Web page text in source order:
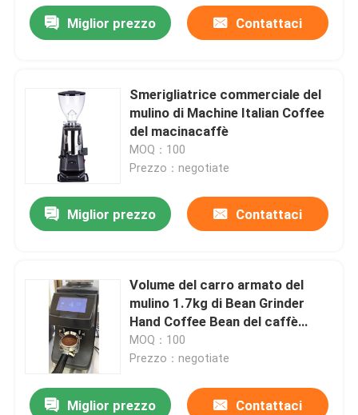
Miglior prezzo Contattaci
Smerigliatrice commerciale del
mulino di Machine Italian Coffee
del macinacaffè
MOQ：100
Prezzo：negotiate
Miglior prezzo Contattaci
Volume del carro armato del
mulino 1.7kg di Bean Grinder
Hand Coffee Bean del caffè
espresso dell'ABS della lega di
alluminio
MOQ：100
Prezzo：negotiate
Miglior prezzo Contattaci